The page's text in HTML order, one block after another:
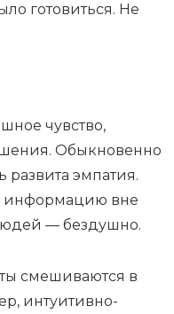
готовиться. Не
чувство,
Обыкновенно
развита эмпатия.
информацию вне
— бездушно.
смешиваются в
интуитивно-